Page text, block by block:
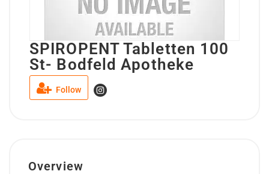
SPIROPENT Tabletten 100
St- Bodfeld Apotheke
Follow
Overview